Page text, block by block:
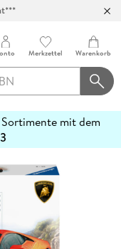
Merkzettel Warenkorb
mit dem